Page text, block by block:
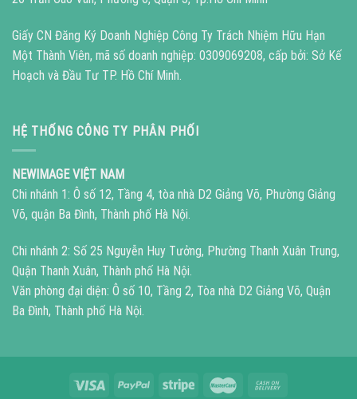
Giấy CN Đăng Ký Doanh Nghiệp Công Ty Trách Nhiệm Hữu Hạn
Một Thành Viên, mã số doanh nghiệp: 0309069208, cấp bởi: Sở Kế
Hoạch và Đầu Tư TP. Hồ Chí Minh.
HỆ THỐNG CÔNG TY PHÂN PHỐI
NEWIMAGE VIỆT NAM
Chi nhánh 1: Ô số 12, Tầng 4, tòa nhà D2 Giảng Võ, Phường Giảng
Võ, quận Ba Đình, Thành phố Hà Nội.
Chi nhánh 2: Số 25 Nguyễn Huy Tưởng, Phường Thanh Xuân Trung,
Quận Thanh Xuân, Thành phố Hà Nội.
Văn phòng đại diện: Ô số 10, Tầng 2, Tòa nhà D2 Giảng Võ, Quận
Ba Đình, Thành phố Hà Nội.